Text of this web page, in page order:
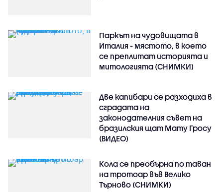
Паркът на чудовищата в
Италия - мястото, в което
се преплитат историята и
митологията (СНИМКИ)
Две капибари се разходиха в
сградата на
законодателния съвет на
бразилския щат Мату Гросу
(ВИДЕО)
Кола се преобърна по таван
на тротоар във Велико
Търново (СНИМКИ)